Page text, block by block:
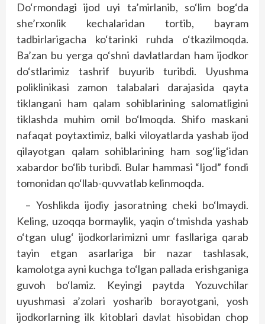
Do‘rmondagi ijod uyi ta’mirlanib, so‘lim bog‘da
she’rxonlik kechalaridan tortib, bayram
tadbirlarigacha ko‘tarinki ruhda o‘tkazilmoqda.
Ba’zan bu yerga qo‘shni davlatlardan ham ijodkor
do‘stlarimiz tashrif buyurib turibdi. Uyushma
poliklinikasi zamon talabalari darajasida qayta
tiklangani ham qalam sohiblarining salomatligini
tiklashda muhim omil bo‘lmoqda. Shifo maskani
nafaqat poytaxtimiz, balki viloyatlarda yashab ijod
qilayotgan qalam sohiblarining ham sog‘lig‘idan
xabardor bo‘lib turibdi. Bular hammasi “Ijod” fondi
tomonidan qo‘llab-quvvatlab kelinmoqda.
– Yoshlikda ijodiy jasoratning cheki bo‘lmaydi.
Keling, uzoqqa bormaylik, yaqin o‘tmishda yashab
o‘tgan ulug‘ ijodkorlarimizni umr fasllariga qarab
tayin etgan asarlariga bir nazar tashlasak,
kamolotga ayni kuchga to‘lgan pallada erishganiga
guvoh bo‘lamiz. Keyingi paytda Yozuvchilar
uyushmasi a’zolari yosharib borayotgani, yosh
ijodkorlarning ilk kitoblari davlat hisobidan chop